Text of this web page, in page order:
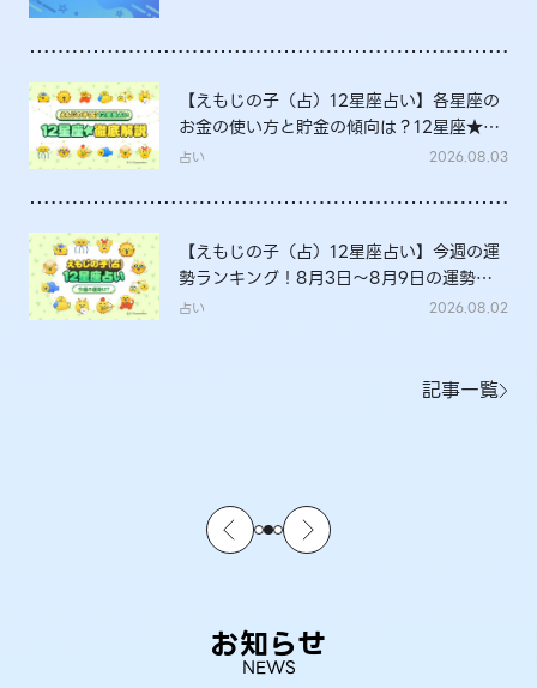
【えもじの子（占）12星座占い】各星座の
お金の使い方と貯金の傾向は？12星座★徹
底解説
占い 2026.08.03
【えもじの子（占）12星座占い】今週の運
勢ランキング！8月3日～8月9日の運勢
は？
占い 2026.08.02
記事一覧
お知らせ
NEWS